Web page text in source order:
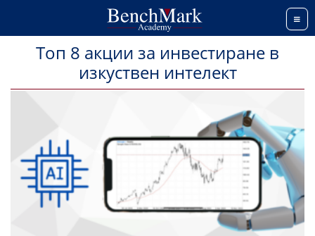
Меню
Топ 8 акции за инвестиране в
изкуствен интелект